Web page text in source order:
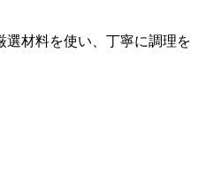
選材料を使い、丁寧に調理を